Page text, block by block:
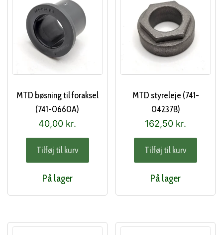
MTD bøsning til foraksel
(741-0660A)
40,00 kr.
Tilføj til kurv
På lager
MTD styreleje (741-
04237B)
162,50 kr.
Tilføj til kurv
På lager